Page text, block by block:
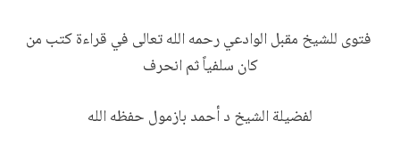
فتوى للشيخ مقبل الوادعي رحمه الله تعالى في قراءة كتب من
كان سلفياً ثم انحرف
لفضيلة الشيخ د أحمد بازمول حفظه الله